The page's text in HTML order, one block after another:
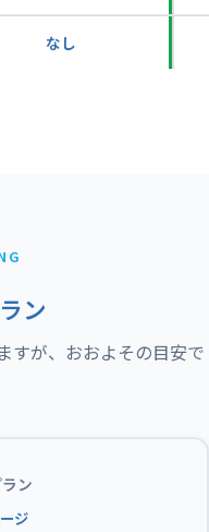
なし
ン
すが、おおよその目安で
ン
ジ